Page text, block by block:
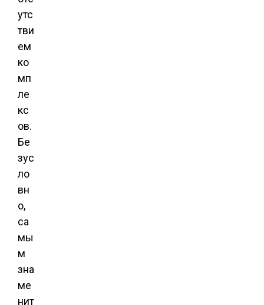
утс
тви
ем
ко
мп
ле
кс
ов.
Бе
зус
ло
вн
о,
са
мы
м
зна
ме
нит